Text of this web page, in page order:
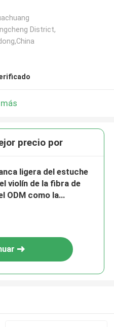
District,
precio por
ligera del estuche
violín de la fibra de
ODM como la